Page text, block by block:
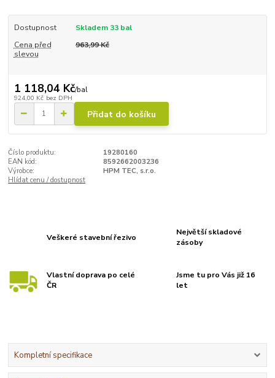
Dostupnost
Skladem 33 bal
Cena před
slevou
963,99 Kč
1 118,04 Kč/bal
924,00 Kč bez DPH
Přidat do košíku
Číslo produktu:
19280160
EAN kód:
8592662003236
Výrobce:
HPM TEC, s.r.o.
Hlídat cenu / dostupnost
Veškeré stavební řezivo
Největší skladové
zásoby
Vlastní doprava po celé
ČR
Jsme tu pro Vás již 16
let
Kompletní specifikace